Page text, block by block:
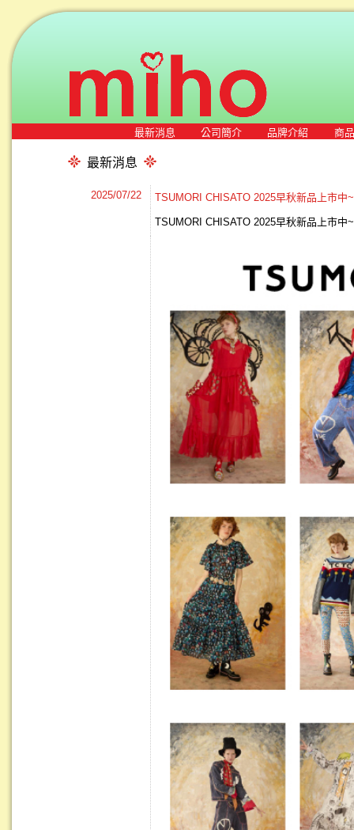
最新消息 公司簡介 品牌介紹 商
最新消息
2025/07/22 TSUMORI CHISATO 2025早秋新品上市
TSUMORI CHISATO 2025早秋新品上市中~